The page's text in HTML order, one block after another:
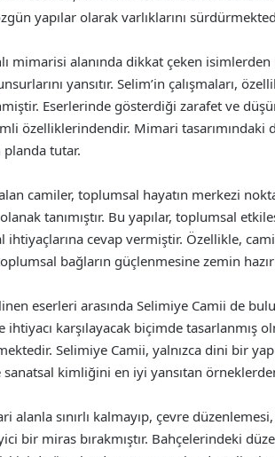
yapılar olarak varlıklarını
mimarisi alanında dikkat çeken
yansıtır. Selim’in çalışmaları,
Eserlerinde gösterdiği zarafet ve
özelliklerindendir. Mimari
tutar.
camiler, toplumsal hayatın merkezi
tanımıştır. Bu yapılar, toplumsal
ihtiyaçlarına cevap vermiştir. Özellikle,
bağların güçlenmesine zemin
eserleri arasında Selimiye Camii de
karşılayacak biçimde tasarlanmış
Selimiye Camii, yalnızca dini bir
kimliğini en iyi yansıtan
alanla sınırlı kalmayıp, çevre
bir miras bırakmıştır. Bahçelerindeki